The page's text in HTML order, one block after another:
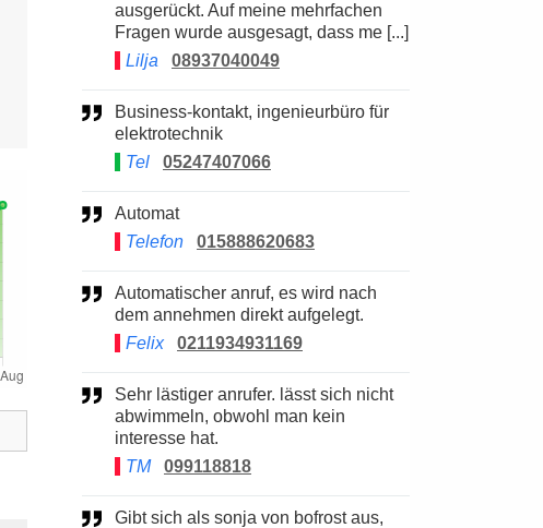
ausgerückt. Auf meine mehrfachen
Fragen wurde ausgesagt, dass me [...]
Lilja
08937040049
Business-kontakt, ingenieurbüro für
elektrotechnik
Tel
05247407066
Automat
Telefon
015888620683
Automatischer anruf, es wird nach
dem annehmen direkt aufgelegt.
Felix
0211934931169
Sehr lästiger anrufer. lässt sich nicht
abwimmeln, obwohl man kein
interesse hat.
TM
099118818
Gibt sich als sonja von bofrost aus,